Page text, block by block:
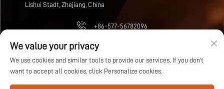
Lishui Stadt, Zhejiang, China
+86-577-56782096
[email protected]
We value your privacy
We use cookies and similar tools to provide our services. If you don't
want to accept all cookies, click Personalize cookies.